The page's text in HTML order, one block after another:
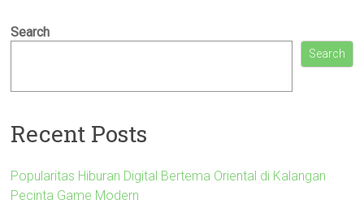
Search
Search
Recent Posts
Popularitas Hiburan Digital Bertema Oriental di Kalangan
Pecinta Game Modern